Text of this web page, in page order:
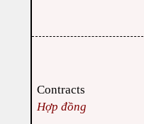
Contracts
Hợp đồng